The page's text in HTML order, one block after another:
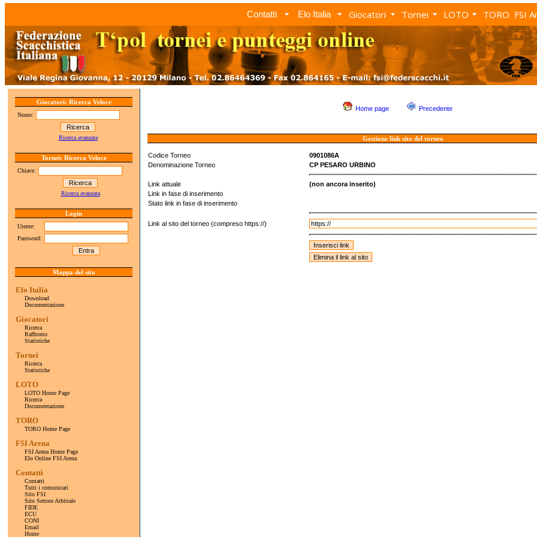
Contatti Elo Italia Giocatori Tornei LOTO TORO FSI
Giocatori: Ricerca Veloce
Nome:
Ricerca avanzata
Tornei: Ricerca Veloce
Chiave:
Ricerca avanzata
Login
Utente:
Password:
Mappa del sito
Elo Italia
Download
Documentazione
Giocatori
Ricerca
Raffronto
Statistiche
Tornei
Ricerca
Statistiche
LOTO
LOTO Home Page
Ricerca
Documentazione
TORO
TORO Home Page
FSI Arena
FSI Arena Home Page
Elo Online FSI Arena
Contatti
Contatti
Tutti i comunicati
Sito FSI
Sito Settore Arbitrale
FIDE
ECU
CONI
Email
Home
Home page Precedente
Gestione link sito del torneo
Codice Torneo
0901086A
Denominazione Torneo
CP PESARO URBINO
Link attuale
(non ancora inserito)
Link in fase di inserimento
Stato link in fase di inserimento
Link al sito del torneo (compreso https://)